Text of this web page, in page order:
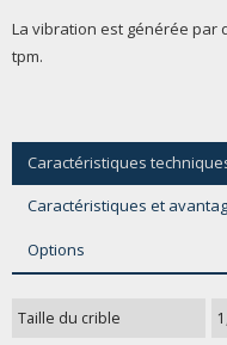
La vibration est générée par
tpm.
Caractéristiques
Caractéristiques et
Options
Taille du crible